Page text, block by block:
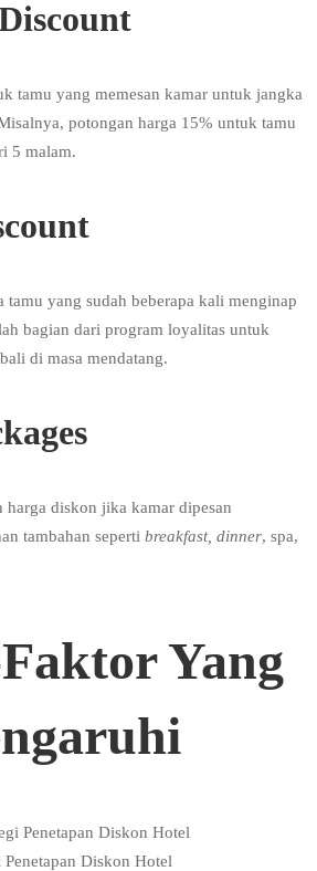
tamu yang memesan kamar untuk jangka
potongan harga 15% untuk tamu
5 malam.
yang sudah beberapa kali menginap
bagian dari program loyalitas untuk
di masa mendatang.
harga diskon jika kamar dipesan
tambahan seperti breakfast, dinner, spa,
Yang
Penetapan Diskon Hotel